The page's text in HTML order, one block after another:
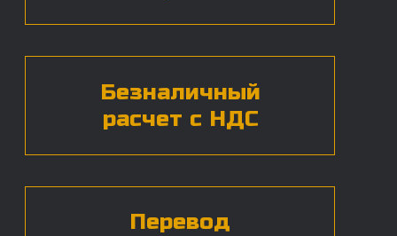
Нажимая на кнопку, вы даете согласие наобработку